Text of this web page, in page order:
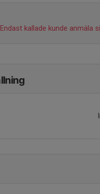
Endast kallade kunde anmäla